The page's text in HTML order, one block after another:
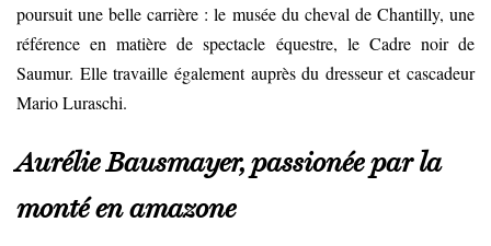
poursuit une belle carrière : le musée du cheval de Chantilly, une
référence en matière de spectacle équestre, le Cadre noir de
Saumur. Elle travaille également auprès du dresseur et cascadeur
Mario Luraschi.
Aurélie Bausmayer, passionée par la
monté en amazone